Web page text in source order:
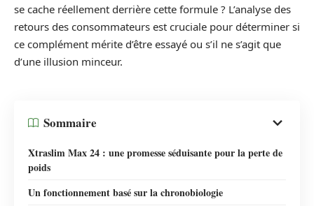
se cache réellement derrière cette formule ? L’analyse des
retours des consommateurs est cruciale pour déterminer si
ce complément mérite d’être essayé ou s’il ne s’agit que
d’une illusion minceur.
Sommaire
Xtraslim Max 24 : une promesse séduisante pour la perte de
poids
Un fonctionnement basé sur la chronobiologie